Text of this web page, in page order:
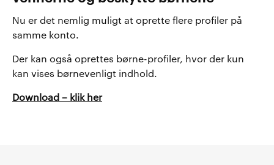
Nu er det nemlig muligt at oprette flere profiler på
samme konto.
Der kan også oprettes børne-profiler, hvor der kun
kan vises børnevenligt indhold.
Download – klik her